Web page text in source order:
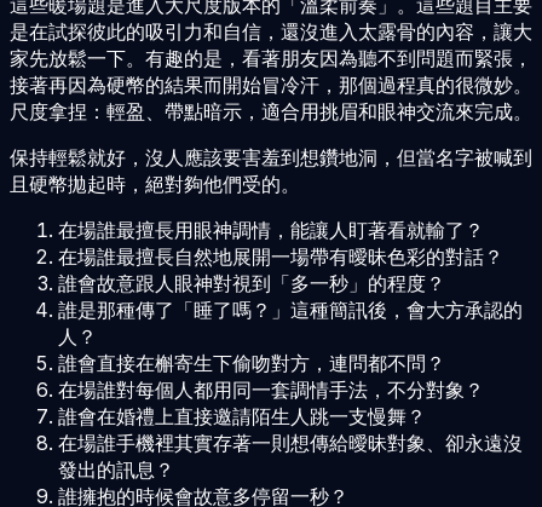
是在試探彼此的吸引力和自信，還沒進入太露骨的內容，讓大
家先放鬆一下。有趣的是，看著朋友因為聽不到問題而緊張，
接著再因為硬幣的結果而開始冒冷汗，那個過程真的很微妙。
尺度拿捏：輕盈、帶點暗示，適合用挑眉和眼神交流來完成。
保持輕鬆就好，沒人應該要害羞到想鑽地洞，但當名字被喊到
且硬幣拋起時，絕對夠他們受的。
在場誰最擅長用眼神調情，能讓人盯著看就輸了？
在場誰最擅長自然地展開一場帶有曖昧色彩的對話？
誰會故意跟人眼神對視到「多一秒」的程度？
誰是那種傳了「睡了嗎？」這種簡訊後，會大方承認的
人？
誰會直接在槲寄生下偷吻對方，連問都不問？
在場誰對每個人都用同一套調情手法，不分對象？
誰會在婚禮上直接邀請陌生人跳一支慢舞？
在場誰手機裡其實存著一則想傳給曖昧對象、卻永遠沒
發出的訊息？
誰擁抱的時候會故意多停留一秒？